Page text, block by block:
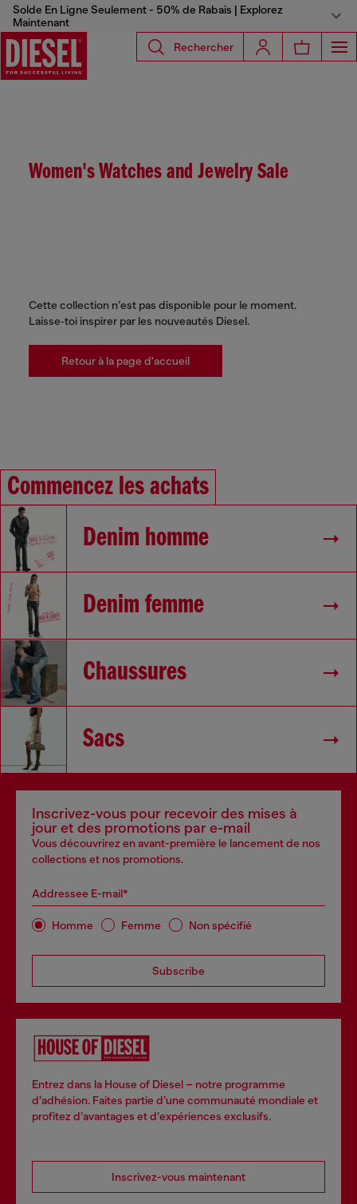
Solde En Ligne Seulement - 50% de Rabais | Explorez
Maintenant
Rechercher
Women's Watches and Jewelry Sale
Cette collection n’est pas disponible pour le moment.
Laisse‑toi inspirer par les nouveautés Diesel.
Retour à la page d'accueil
Commencez les achats
Denim homme
Denim femme
Chaussures
Sacs
Inscrivez-vous pour recevoir des mises à
jour et des promotions par e-mail
Vous découvrirez en avant-première le lancement de nos
collections et nos promotions.
Addressee E-mail*
Homme Femme Non spécifié
Subscribe
Entrez dans la House of Diesel – notre programme
d’adhésion. Faites partie d’une communauté mondiale et
profitez d’avantages et d’expériences exclusifs.
Inscrivez-vous maintenant